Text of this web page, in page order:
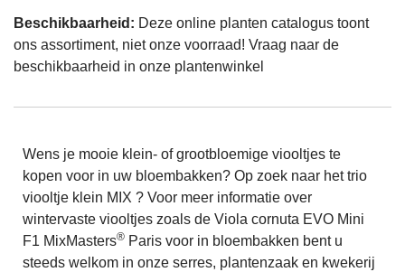
Beschikbaarheid: Deze online planten catalogus toont
ons assortiment, niet onze voorraad! Vraag naar de
beschikbaarheid in onze plantenwinkel
Wens je mooie klein- of grootbloemige viooltjes te
kopen voor in uw bloembakken? Op zoek naar het trio
viooltje klein MIX ? Voor meer informatie over
wintervaste viooltjes zoals de Viola cornuta EVO Mini
F1 MixMasters® Paris voor in bloembakken bent u
steeds welkom in onze serres, plantenzaak en kwekerij